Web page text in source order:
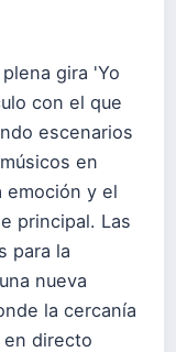
gira 'Yo
con el que
escenarios
en
emoción y el
principal. Las
para la
nueva
la cercanía
directo